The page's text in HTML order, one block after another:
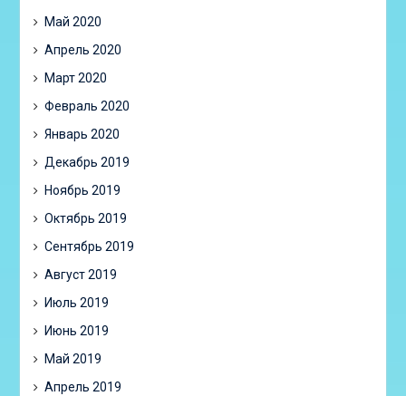
Май 2020
Апрель 2020
Март 2020
Февраль 2020
Январь 2020
Декабрь 2019
Ноябрь 2019
Октябрь 2019
Сентябрь 2019
Август 2019
Июль 2019
Июнь 2019
Май 2019
Апрель 2019